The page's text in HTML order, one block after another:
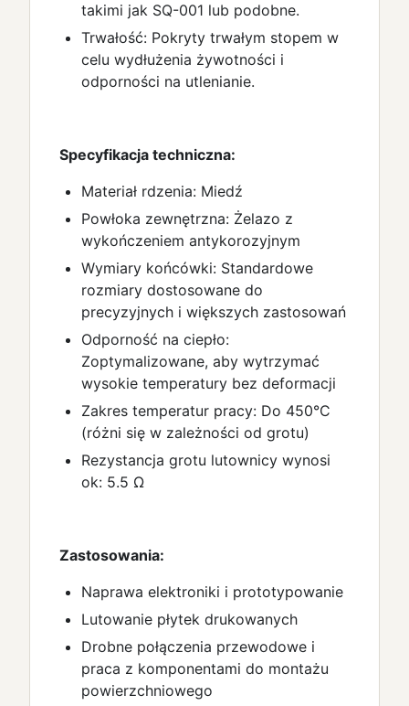
takimi jak SQ-001 lub podobne.
Trwałość: Pokryty trwałym stopem w
celu wydłużenia żywotności i
odporności na utlenianie.
Specyfikacja techniczna:
Materiał rdzenia: Miedź
Powłoka zewnętrzna: Żelazo z
wykończeniem antykorozyjnym
Wymiary końcówki: Standardowe
rozmiary dostosowane do
precyzyjnych i większych zastosowań
Odporność na ciepło:
Zoptymalizowane, aby wytrzymać
wysokie temperatury bez deformacji
Zakres temperatur pracy: Do 450°C
(różni się w zależności od grotu)
Rezystancja grotu lutownicy wynosi
ok: 5.5 Ω
Zastosowania:
Naprawa elektroniki i prototypowanie
Lutowanie płytek drukowanych
Drobne połączenia przewodowe i
praca z komponentami do montażu
powierzchniowego